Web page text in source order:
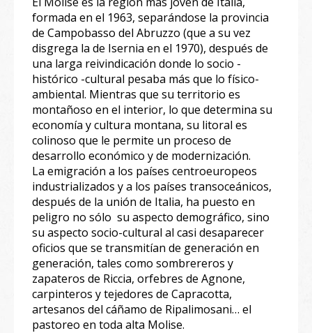
formada en el 1963, separándose la provincia
de Campobasso del Abruzzo (que a su vez
disgrega la de Isernia en el 1970), después de
una larga reivindicación donde lo socio -
histórico -cultural pesaba más que lo físico-
ambiental. Mientras que su territorio es
montañoso en el interior, lo que determina su
economía y cultura montana, su litoral es
colinoso que le permite un proceso de
desarrollo económico y de modernización.
La emigración a los países centroeuropeos
industrializados y a los países transoceánicos,
después de la unión de Italia, ha puesto en
peligro no sólo su aspecto demográfico, sino
su aspecto socio-cultural al casi desaparecer
oficios que se transmitían de generación en
generación, tales como sombrereros y
zapateros de Riccia, orfebres de Agnone,
carpinteros y tejedores de Capracotta,
artesanos del cáñamo de Ripalimosani… el
pastoreo en toda alta Molise.